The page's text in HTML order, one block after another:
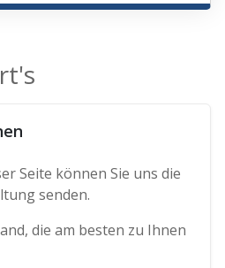
Seite können Sie uns die
senden.
die am besten zu Ihnen